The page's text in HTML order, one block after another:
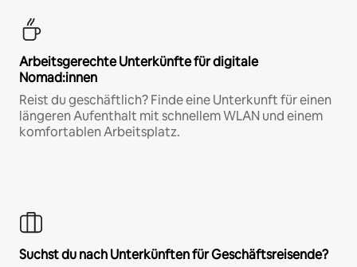
Arbeitsgerechte Unterkünfte für digitale
Nomad:innen
Reist du geschäftlich? Finde eine Unterkunft für einen
längeren Aufenthalt mit schnellem WLAN und einem
komfortablen Arbeitsplatz.
Suchst du nach Unterkünften für Geschäftsreisende?